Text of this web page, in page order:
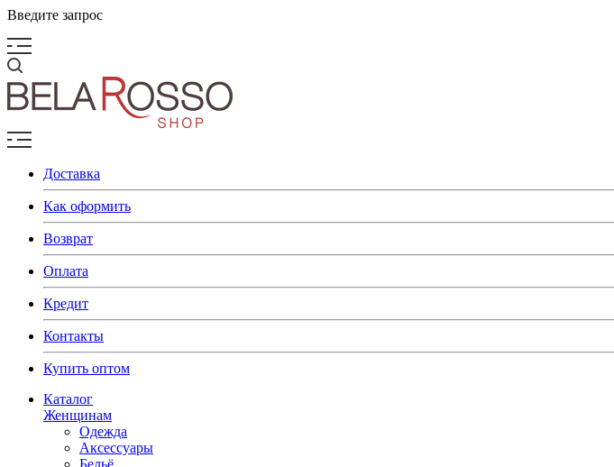
Введите запрос
Доставка
Как оформить
Возврат
Оплата
Кредит
Контакты
Купить оптом
Каталог
Женщинам
Одежда
Аксессуары
Бельё